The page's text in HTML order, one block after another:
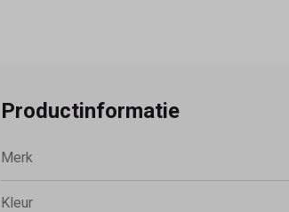
Productinformatie
Merk
Kleur